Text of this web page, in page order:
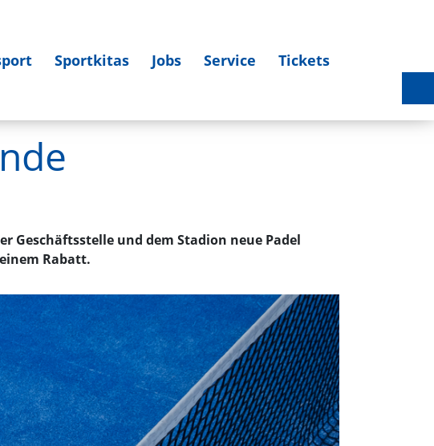
Sportkitas Jobs Service Tickets
Geschäftsstelle und dem Stadion neue Padel
Rabatt.